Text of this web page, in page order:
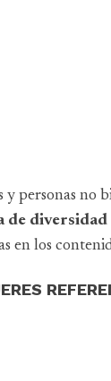
y personas no
de diversidad
en los